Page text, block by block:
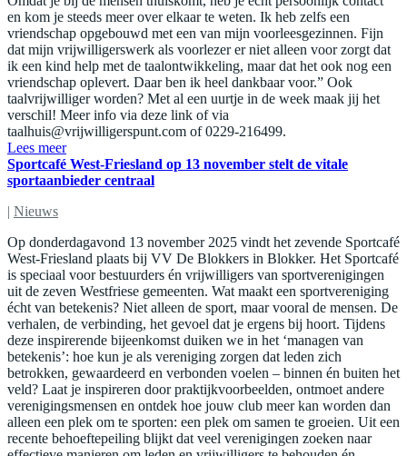
en kom je steeds meer over elkaar te weten. Ik heb zelfs een
vriendschap opgebouwd met een van mijn voorleesgezinnen. Fijn
dat mijn vrijwilligerswerk als voorlezer er niet alleen voor zorgt dat
ik een kind help met de taalontwikkeling, maar dat het ook nog een
vriendschap oplevert. Daar ben ik heel dankbaar voor.” Ook
taalvrijwilliger worden? Met al een uurtje in de week maak jij het
verschil! Meer info via deze link of via
taalhuis@vrijwilligerspunt.com of 0229-216499.
Lees meer
Sportcafé West-Friesland op 13 november stelt de vitale
sportaanbieder centraal
| Nieuws
Op donderdagavond 13 november 2025 vindt het zevende Sportcafé
West-Friesland plaats bij VV De Blokkers in Blokker. Het Sportcafé
is speciaal voor bestuurders én vrijwilligers van sportverenigingen
uit de zeven Westfriese gemeenten. Wat maakt een sportvereniging
écht van betekenis? Niet alleen de sport, maar vooral de mensen. De
verhalen, de verbinding, het gevoel dat je ergens bij hoort. Tijdens
deze inspirerende bijeenkomst duiken we in het ‘managen van
betekenis’: hoe kun je als vereniging zorgen dat leden zich
betrokken, gewaardeerd en verbonden voelen – binnen én buiten het
veld? Laat je inspireren door praktijkvoorbeelden, ontmoet andere
verenigingsmensen en ontdek hoe jouw club meer kan worden dan
alleen een plek om te sporten: een plek om samen te groeien. Uit een
recente behoeftepeiling blijkt dat veel verenigingen zoeken naar